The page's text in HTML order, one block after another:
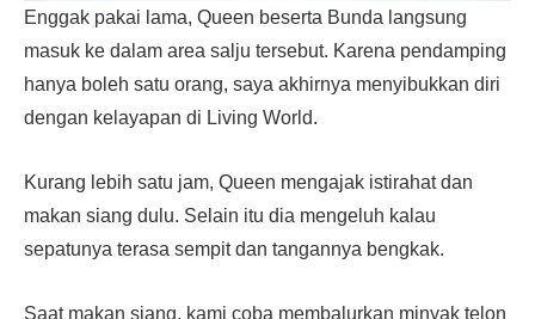
Enggak pakai lama, Queen beserta Bunda langsung
masuk ke dalam area salju tersebut. Karena pendamping
hanya boleh satu orang, saya akhirnya menyibukkan diri
dengan kelayapan di Living World.
Kurang lebih satu jam, Queen mengajak istirahat dan
makan siang dulu. Selain itu dia mengeluh kalau
sepatunya terasa sempit dan tangannya bengkak.
Saat makan siang, kami coba membalurkan minyak telon